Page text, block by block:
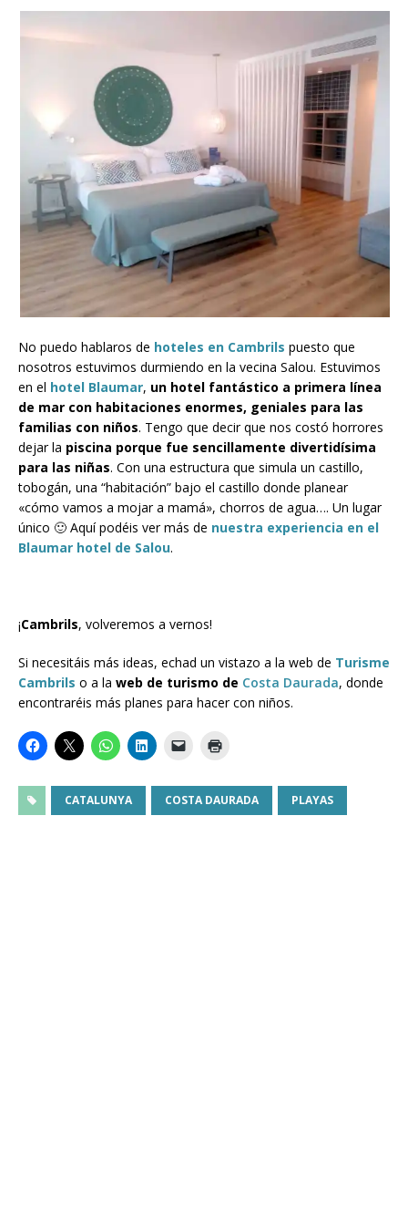
No puedo hablaros de hoteles en Cambrils puesto que
nosotros estuvimos durmiendo en la vecina Salou. Estuvimos
en el hotel Blaumar, un hotel fantástico a primera línea
de mar con habitaciones enormes, geniales para las
familias con niños. Tengo que decir que nos costó horrores
dejar la piscina porque fue sencillamente divertidísima
para las niñas. Con una estructura que simula un castillo,
tobogán, una “habitación” bajo el castillo donde planear
«cómo vamos a mojar a mamá», chorros de agua…. Un lugar
único 🙂 Aquí podéis ver más de nuestra experiencia en el
Blaumar hotel de Salou.
¡Cambrils, volveremos a vernos!
Si necesitáis más ideas, echad un vistazo a la web de Turisme
Cambrils o a la web de turismo de Costa Daurada, donde
encontraréis más planes para hacer con niños.
CATALUNYA COSTA DAURADA PLAYAS